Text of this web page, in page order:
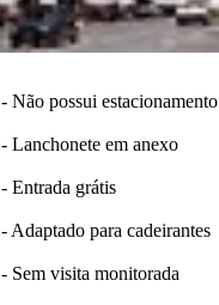
- Não possui estacionamento
- Lanchonete em anexo
- Entrada grátis
- Adaptado para cadeirantes
- Sem visita monitorada